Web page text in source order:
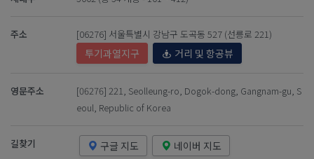
주소 [06276] 서울특별시 강남구 도곡동 527 (선릉로 221)
투기과열지구 거리 및 항공뷰
영문주소
[06276] 221, Seolleung-ro, Dogok-dong, Gangnam-gu, S
eoul, Republic of Korea
길찾기 구글 지도 네이버 지도